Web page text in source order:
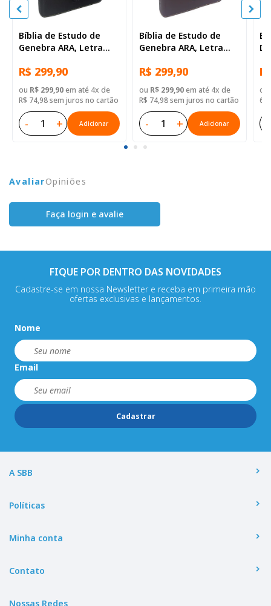
Bíblia de Estudo de
Genebra ARA, Letra
Capa Couro Sintético
Preta
R$ 299,90
ou R$ 299,90em até 4x de
R$ 74,98 sem juros no cartão
- + Adicionar
Bíblia de Estudo de
Genebra ARA, Letra
Capa Couro Sintético
Vinho
R$ 299,90
ou R$ 299,90em até 4x de
R$ 74,98 sem juros no cartão
- + Adicionar
ou
AvaliarOpiniões
Faça login e avalie
FIQUE POR DENTRO DAS NOVIDADES
Cadastre-se em nossa Newsletter e receba em primeira mão
ofertas exclusivas e lançamentos.
Nome
Email
Cadastrar
A SBB
Políticas
Minha conta
Contato
Nossas Redes